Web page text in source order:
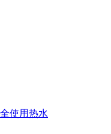
使用热水